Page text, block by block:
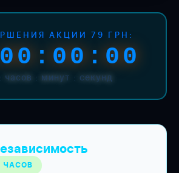
АКЦИИ 79 ГРН:
часов : минут : секунд
ЧАСОВ